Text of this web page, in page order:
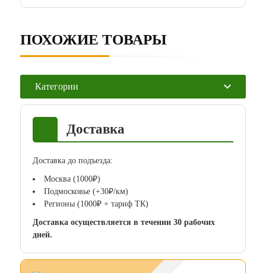
Категории
Доставка
Доставка до подъезда:
Москва (1000₽)
Подмосковье (+30₽/км)
Регионы (1000₽ + тариф ТК)
Доставка осуществляется в течении 30 рабочих
дней.
ПОХОЖИЕ ТОВАРЫ